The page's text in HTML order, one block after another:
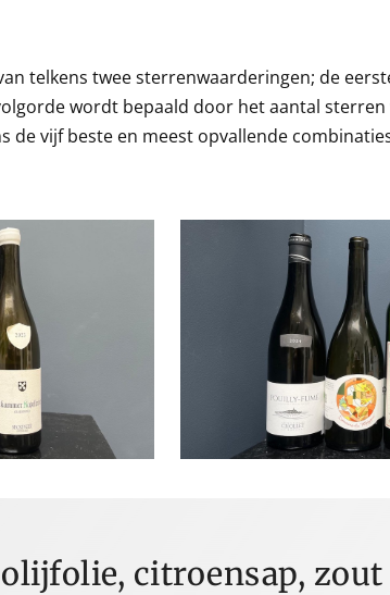
telkens twee sterrenwaarderingen; de
wordt bepaald door het aantal
de vijf beste en meest opvallende
citroensap, zout